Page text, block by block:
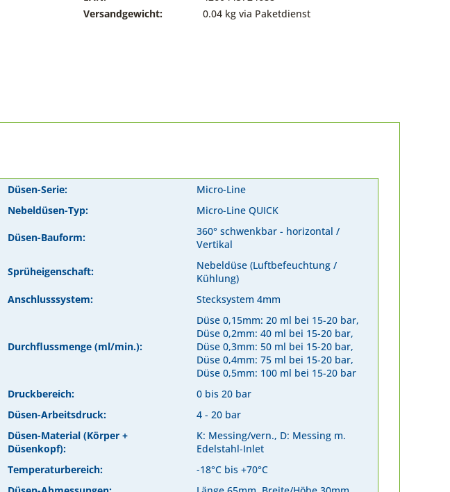
Versandgewicht:
0.04 kg via Paketdienst
Düsen-Serie:
Micro-Line
Nebeldüsen-Typ:
Micro-Line QUICK
Düsen-Bauform:
360° schwenkbar - horizontal /
Vertikal
Sprüheigenschaft:
Nebeldüse (Luftbefeuchtung /
Kühlung)
Anschlusssystem:
Stecksystem 4mm
Durchflussmenge (ml/min.):
Düse 0,15mm: 20 ml bei 15-20 bar,
Düse 0,2mm: 40 ml bei 15-20 bar,
Düse 0,3mm: 50 ml bei 15-20 bar,
Düse 0,4mm: 75 ml bei 15-20 bar,
Düse 0,5mm: 100 ml bei 15-20 bar
Druckbereich:
0 bis 20 bar
Düsen-Arbeitsdruck:
4 - 20 bar
Düsen-Material (Körper +
Düsenkopf):
K: Messing/vern., D: Messing m.
Edelstahl-Inlet
Temperaturbereich:
-18°C bis +70°C